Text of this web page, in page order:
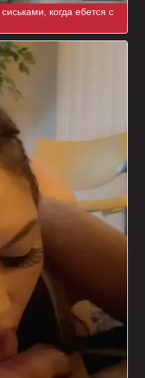
когда ебется с